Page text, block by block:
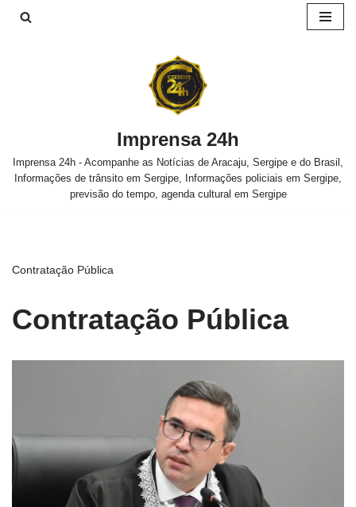
Imprensa 24h
Imprensa 24h - Acompanhe as Notícias de Aracaju, Sergipe e do Brasil,
Informações de trânsito em Sergipe, Informações policiais em Sergipe,
previsão do tempo, agenda cultural em Sergipe
Contratação Pública
Contratação Pública